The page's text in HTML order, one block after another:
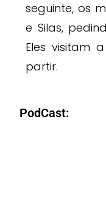
seguinte, os
e Silas,
Eles visitam
partir.
PodCast: